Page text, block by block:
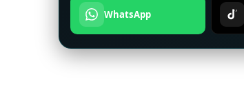
WhatsApp